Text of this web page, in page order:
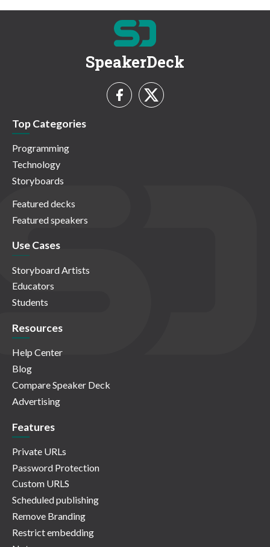
SpeakerDeck
Top Categories
Programming
Technology
Storyboards
Featured decks
Featured speakers
Use Cases
Storyboard Artists
Educators
Students
Resources
Help Center
Blog
Compare Speaker Deck
Advertising
Features
Private URLs
Password Protection
Custom URLS
Scheduled publishing
Remove Branding
Restrict embedding